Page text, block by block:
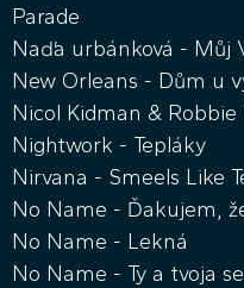
Parade
Naďa urbánková - Můj
New Orleans - Dům u
Nicol Kidman &
Nightwork - Tepláky
Nirvana - Smeels Like
No Name - Ďakujem,
No Name - Lekná
No Name - Ty a tvoja